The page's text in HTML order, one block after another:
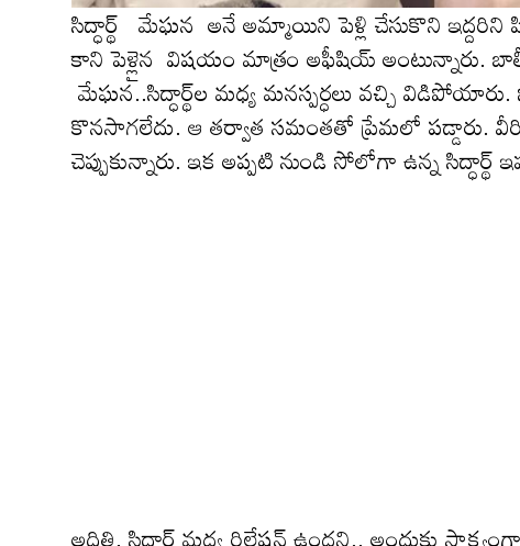
సిద్ధార్థ్ మేఘన అనే అమ్మాయిని పెళ్లి చేసుకొని ఇద్దరిని
కాని పెళ్లైన విష‌యం మాత్రం అఫీషియ్ అంటున్నారు.
మేఘ‌న‌..సిద్ధార్థ్‌ల మ‌ధ్య మ‌నస్ప‌ర్ధ‌లు వ‌చ్చి
కొన‌సాగ‌లేదు. ఆ త‌ర్వాత స‌మంత‌తో ప్రేమ‌లో ప‌డ్డారు.
చెప్పుకున్నారు. ఇక అప్ప‌టి నుండి సోలోగా ఉన్న